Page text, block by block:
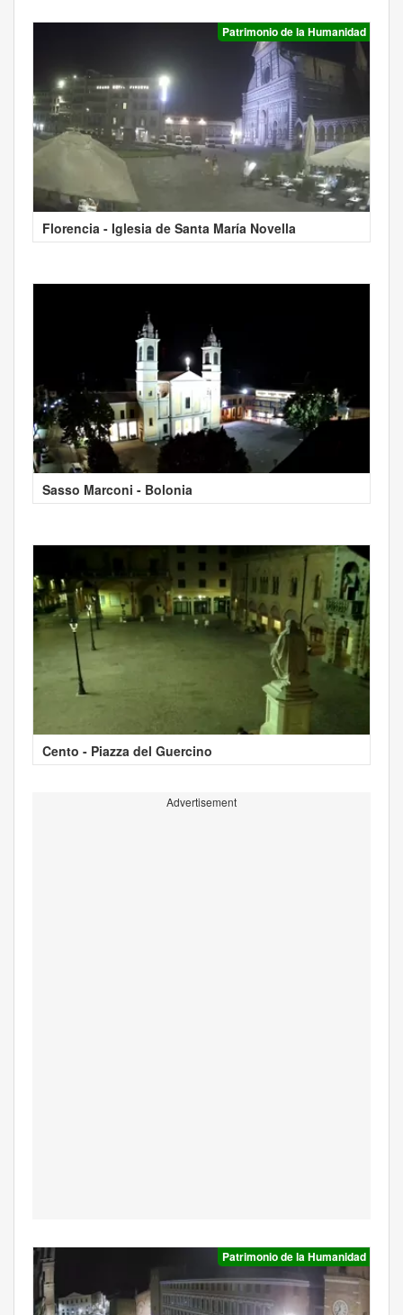
Patrimonio de la Humanidad
Florencia - Iglesia de Santa María Novella
Sasso Marconi - Bolonia
Cento - Piazza del Guercino
Advertisement
Patrimonio de la Humanidad